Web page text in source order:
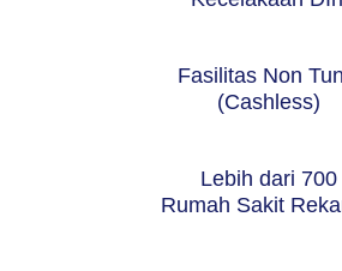
Fasilitas Non
(Cashless)
Lebih dari 700
Rumah Sakit